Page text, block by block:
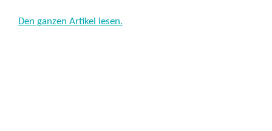
Den ganzen Artikel lesen.